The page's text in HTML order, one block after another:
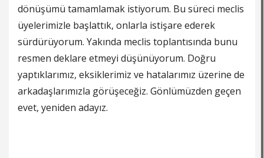
dönüşümü tamamlamak istiyorum. Bu süreci meclis
üyelerimizle başlattık, onlarla istişare ederek
sürdürüyorum. Yakında meclis toplantısında bunu
resmen deklare etmeyi düşünüyorum. Doğru
yaptıklarımız, eksiklerimiz ve hatalarımız üzerine de
arkadaşlarımızla görüşeceğiz. Gönlümüzden geçen
evet, yeniden adayız.